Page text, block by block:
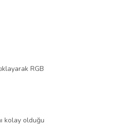
RGB
kolay olduğu